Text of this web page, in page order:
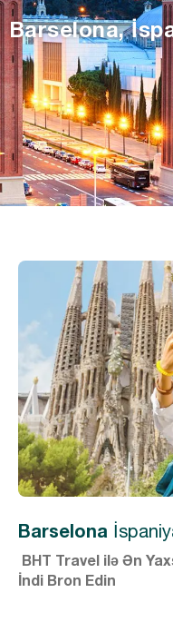
Barselona,
Barselona
BHT Travel ilə Ən
İndi Bron Edin